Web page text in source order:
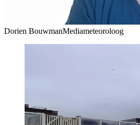
Dorien BouwmanMediameteoroloog